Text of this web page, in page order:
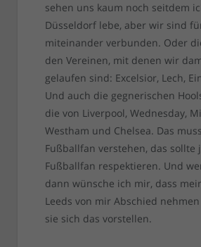
sehen uns kaum noch seitdem
Düsseldorf lebe, aber wir sind
miteinander verbunden. Oder
den Vereinen, mit denen wir
gelaufen sind: Excelsior, Lech,
Und auch die gegnerischen
die von Liverpool, Wednesday,
Westham und Chelsea. Das
Fußballfan verstehen, das sollte
Fußballfan respektieren. Und
dann wünsche ich mir, dass
Leeds von mir Abschied
sie sich das vorstellen.